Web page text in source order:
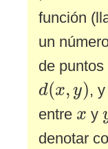
función
un
de puntos
d(x, y)
d( x
,
entre x
x y
denotar